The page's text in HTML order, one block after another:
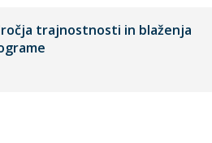
trajnostnosti in blaženja